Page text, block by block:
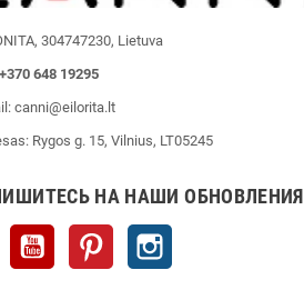
304747230, Lietuva
+370 648 19295
canni@eilorita.lt
Rygos g. 15, Vilnius, LT05245
НА НАШИ ОБНОВЛЕНИЯ
Facebook YouTube Pinterest